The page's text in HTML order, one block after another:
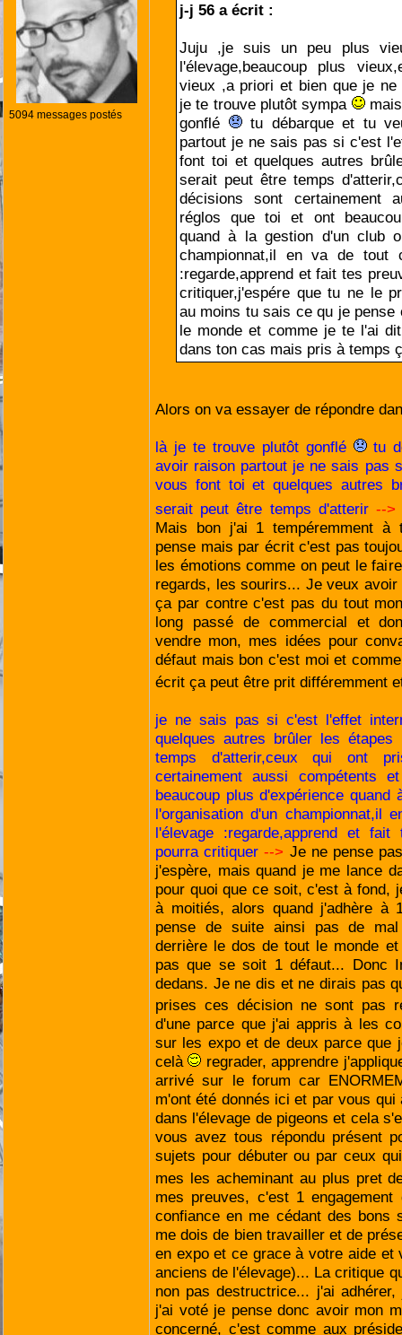
5094 messages postés
j-j 56 a écrit :
Juju ,je suis un peu plus
l'élevage,beaucoup plus
vieux ,a priori et bien que je ne
je te trouve plutôt sympa
gonflé
tu débarque et tu
partout je ne sais pas si c'est
font toi et quelques autres
serait peut être temps
décisions sont certainement
réglos que toi et ont
quand à la gestion d'un club
championnat,il en va de tout
:regarde,apprend et fait tes
critiquer,j'espére que tu ne le
au moins tu sais ce qu je pense
le monde et comme je te l'ai
dans ton cas mais pris à temps
Alors on va essayer de répondre
là je te trouve plutôt gonflé
tu
avoir raison partout je ne sais pas
vous font toi et quelques autres
serait peut être temps d'atterir --
Mais bon j'ai 1 tempéremment
pense mais par écrit c'est pas
les émotions comme on peut le
regards, les sourirs... Je veux
ça par contre c'est pas du tout
long passé de commercial et
vendre mon, mes idées pour
défaut mais bon c'est moi et
écrit ça peut être prit différemment
je ne sais pas si c'est l'effet
quelques autres brûler les
temps d'atterir,ceux qui ont
certainement aussi compétents
beaucoup plus d'expérience quand
l'organisation d'un championnat,il
l'élevage :regarde,apprend et
pourra critiquer--> Je ne pense
j'espère, mais quand je me lance
pour quoi que ce soit, c'est à fond,
à moitiés, alors quand j'adhère
pense de suite ainsi pas de
derrière le dos de tout le monde
pas que se soit 1 défaut... Donc
dedans. Je ne dis et ne dirais pas
prises ces décision ne sont pas
d'une parce que j'ai appris à les
sur les expo et de deux parce que
celà
regrader, apprendre
arrivé sur le forum car
m'ont été donnés ici et par vous qui
dans l'élevage de pigeons et cela
vous avez tous répondu présent
sujets pour débuter ou par ceux
mes les acheminant au plus pret
mes preuves, c'est 1
confiance en me cédant des bons
me dois de bien travailler et de
en expo et ce grace à votre aide
anciens de l'élevage)... La critique
non pas destructrice... j'ai
j'ai voté je pense donc avoir mon
concerné, c'est comme aux